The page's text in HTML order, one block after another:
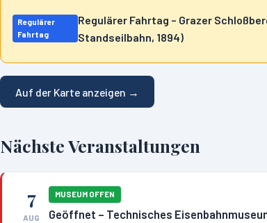
Regulärer
Fahrtag
Regulärer Fahrtag – Grazer
Standseilbahn, 1894)
Auf der Karte anzeigen →
Nächste Veranstaltungen
7
AUG
MUSEUM OFFEN
Geöffnet – Technisches